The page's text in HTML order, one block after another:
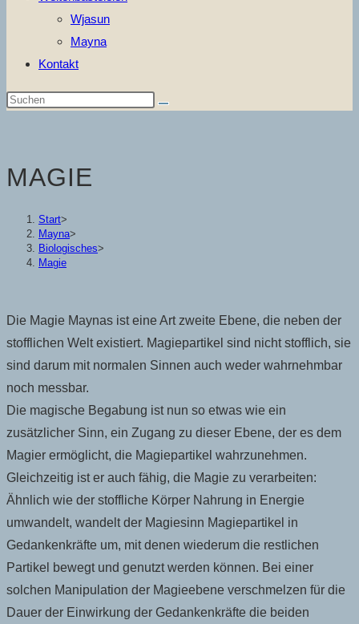
Wjasun
Mayna
Kontakt
Diese
MAGIE
Start>
Mayna>
Biologisches>
Magie
Die Magie Maynas ist eine Art zweite Ebene, die neben der
stofflichen Welt existiert. Magiepartikel sind nicht stofflich, sie
sind darum mit normalen Sinnen auch weder wahrnehmbar
noch messbar.
Die magische Begabung ist nun so etwas wie ein
zusätzlicher Sinn, ein Zugang zu dieser Ebene, der es dem
Magier ermöglicht, die Magiepartikel wahrzunehmen.
Gleichzeitig ist er auch fähig, die Magie zu verarbeiten:
Ähnlich wie der stoffliche Körper Nahrung in Energie
umwandelt, wandelt der Magiesinn Magiepartikel in
Gedankenkräfte um, mit denen wiederum die restlichen
Partikel bewegt und genutzt werden können. Bei einer
solchen Manipulation der Magieebene verschmelzen für die
Dauer der Einwirkung der Gedankenkräfte die beiden